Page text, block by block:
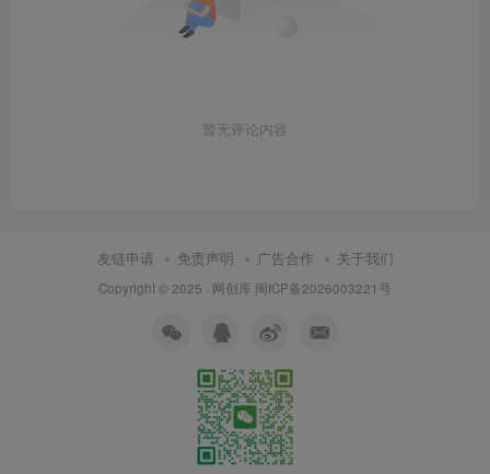
暂无评论内容
友链申请 免责声明 广告合作 关于我们
Copyright © 2025 · 网创库 闽ICP备2026003221号